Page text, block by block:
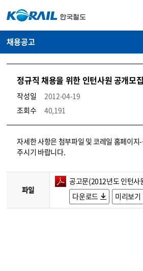
채용공고
정규직 채용을 위한 인턴사원 공개모집
작성일
2012-04-19
조회수
40,191
코레일소개_경영공시_채용공고 상세보기 – 내용, 파일, 담당자 연락처로 구성
자세한 사항은 첨부파일 및 코레일 홈페이지
주시기 바랍니다.
파일
공고문(2012년도 인턴
다운로드
미리보기